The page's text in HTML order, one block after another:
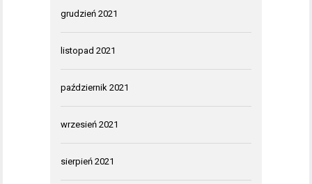
grudzień 2021
listopad 2021
październik 2021
wrzesień 2021
sierpień 2021